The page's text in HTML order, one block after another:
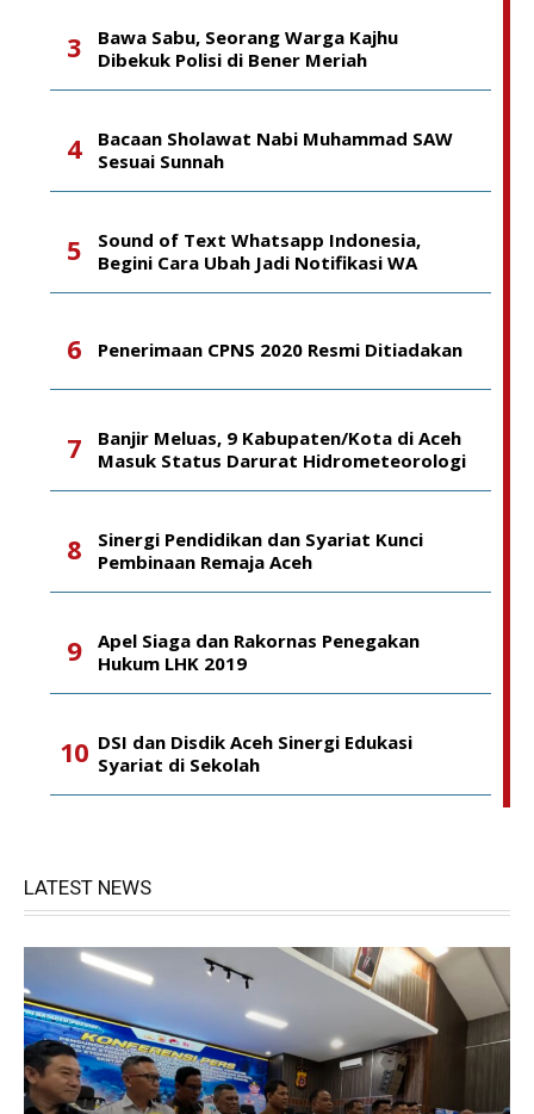
Bawa Sabu, Seorang Warga Kajhu
Dibekuk Polisi di Bener Meriah
Bacaan Sholawat Nabi Muhammad SAW
Sesuai Sunnah
Sound of Text Whatsapp Indonesia,
Begini Cara Ubah Jadi Notifikasi WA
Penerimaan CPNS 2020 Resmi Ditiadakan
Banjir Meluas, 9 Kabupaten/Kota di Aceh
Masuk Status Darurat Hidrometeorologi
Sinergi Pendidikan dan Syariat Kunci
Pembinaan Remaja Aceh
Apel Siaga dan Rakornas Penegakan
Hukum LHK 2019
DSI dan Disdik Aceh Sinergi Edukasi
Syariat di Sekolah
LATEST NEWS